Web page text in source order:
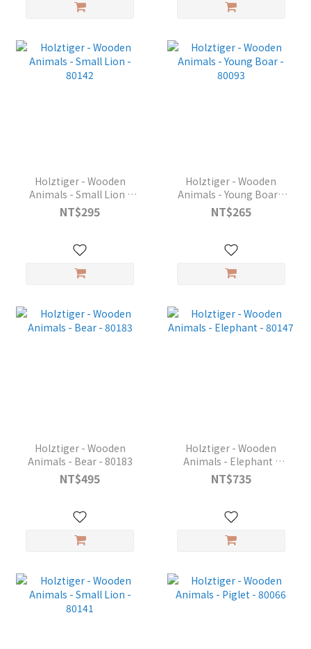
Holztiger - Wooden
Animals - Small Lion -
80142
NT$295
Holztiger - Wooden
Animals - Young Boar -
80093
NT$265
Holztiger - Wooden
Animals - Bear - 80183
NT$495
Holztiger - Wooden
Animals - Elephant -
80147
NT$735